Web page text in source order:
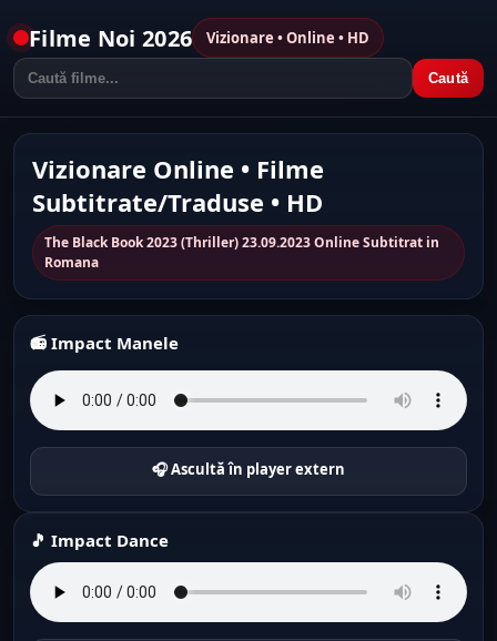
Filme Noi 2026 Vizionare • Online • HD
Caută
Vizionare Online • Filme
Subtitrate/Traduse • HD
The Black Book 2023 (Thriller) 23.09.2023 Online Subtitrat in
Romana
📻 Impact Manele
🎧 Ascultă în player extern
🎵 Impact Dance